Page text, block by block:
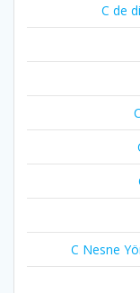
C de
C Nesne